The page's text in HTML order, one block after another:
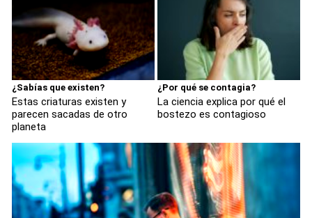
¿Sabías que existen?
Estas criaturas existen y
parecen sacadas de otro
planeta
¿Por qué se contagia?
La ciencia explica por qué el
bostezo es contagioso